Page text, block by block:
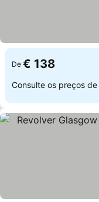
De € 138
Consulte os preços de